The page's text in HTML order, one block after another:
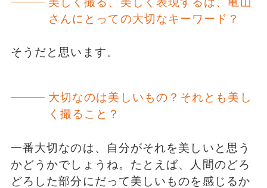
さんにとっての大切なキーワード？
そうだと思います。
大切なのは美しいもの？それとも美し
く撮ること？
一番大切なのは、自分がそれを美しいと思う
かどうかでしょうね。たとえば、人間のどろ
どろした部分にだって美しいものを感じるか